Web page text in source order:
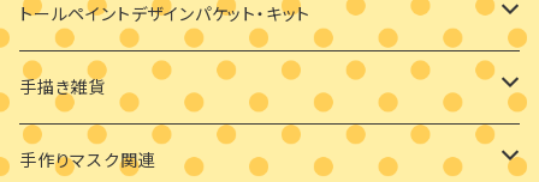
バッグチャーム
耳飾り
ペンダント
トールペイントデザインパケット・キット
素材付きキット
ビギナーさま向け
デザインパケット
手描き雑貨
メガネケース
手作りマスク関連